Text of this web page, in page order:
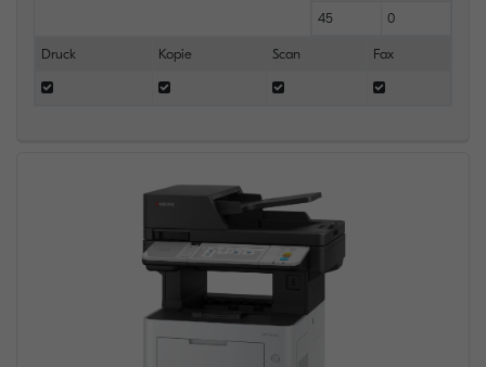
45 0
Druck Kopie Scan Fax